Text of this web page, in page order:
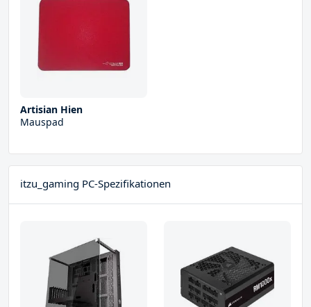
Artisian Hien
Mauspad
itzu_gaming PC-Spezifikationen